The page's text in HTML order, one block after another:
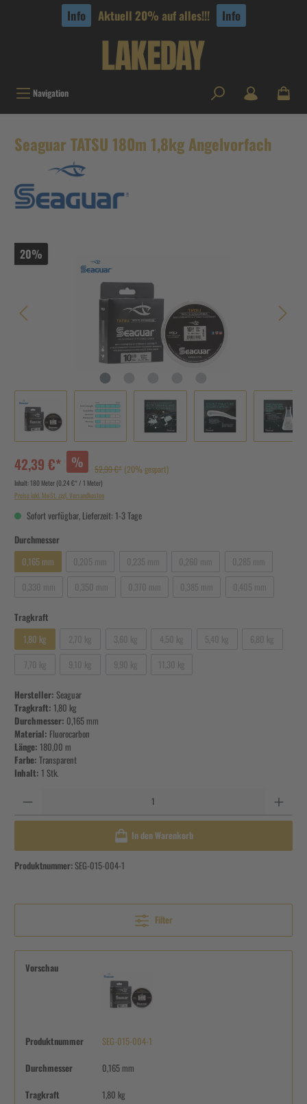
Info Aktuell 20% auf alles!!! Info
Navigation
Seaguar TATSU 180m 1,8kg Angelvorfach
20%
42,39 €* % 52,99 €* (20% gespart)
Inhalt:180 Meter (0,24 €* / 1 Meter)
Preise inkl. MwSt. zzgl. Versandkosten
Sofort verfügbar, Lieferzeit: 1-3 Tage
Durchmesser
0,165 mm
Tragkraft
1,80 kg
Hersteller: Seaguar
Tragkraft: 1,80 kg
Durchmesser: 0,165 mm
Material: Fluorocarbon
Länge: 180,00 m
Farbe: Transparent
Inhalt: 1 Stk.
In den Warenkorb
Produktnummer:SEG-015-004-1
Filter
Vorschau
Produktnummer SEG-015-004-1
Durchmesser 0,165 mm
Tragkraft 1,80 kg